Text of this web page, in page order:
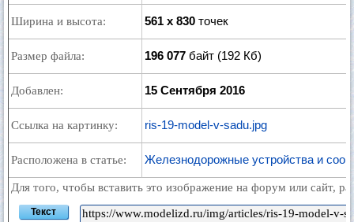
Ширина и высота: 561 x 830 точек
Размер файла: 196 077 байт (192 Кб)
Добавлен: 15 Сентября 2016
Ссылка на картинку: ris-19-model-v-sadu.jpg
Расположена в статье: Железнодорожные устройства и
Для того, чтобы вставить это изображение на форум или сайт,
Текст